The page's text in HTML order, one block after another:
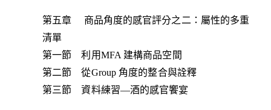
第五章 商品角度的感官評分之二：屬性的多重
清單
第一節 利用MFA 建構商品空間
第二節 從Group 角度的整合與詮釋
第三節 資料練習—酒的感官饗宴